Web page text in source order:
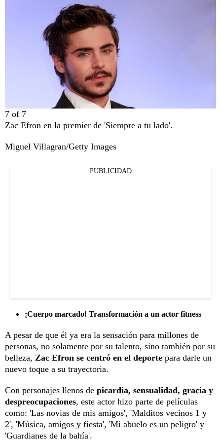
7 of 7
Zac Efron en la premier de 'Siempre a tu lado'.
Miguel Villagran/Getty Images
PUBLICIDAD
¡Cuerpo marcado! Transformación a un actor fitness
A pesar de que él ya era la sensación para millones de
personas, no solamente por su talento, sino también por su
belleza, Zac Efron se centró en el deporte para darle un
nuevo toque a su trayectoria.
Con personajes llenos de picardía, sensualidad, gracia y
despreocupaciones, este actor hizo parte de películas
como: 'Las novias de mis amigos', 'Malditos vecinos 1 y
2', 'Música, amigos y fiesta', 'Mi abuelo es un peligro' y
'Guardianes de la bahía'.